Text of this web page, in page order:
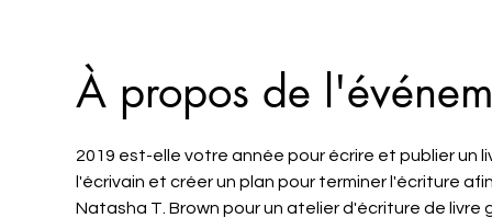
À propos de
2019 est-elle votre année pour écrire et publier un
l'écrivain et créer un plan pour terminer l'écriture
Natasha T. Brown pour un atelier d'écriture de